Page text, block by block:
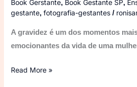
Book Gerstante, Book Gestante SP,
gestante,fotografia-gestantes /
A gravidez é um dos momentos
emocionantes da vida de uma
Read More »